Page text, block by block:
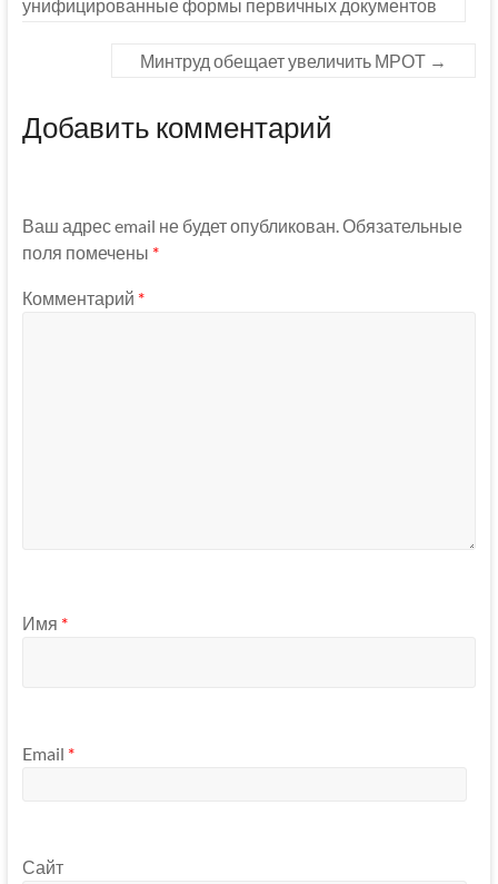
унифицированные формы первичных документов
Минтруд обещает увеличить МРОТ →
Добавить комментарий
Ваш адрес email не будет опубликован. Обязательные
поля помечены *
Комментарий *
Имя *
Email *
Сайт